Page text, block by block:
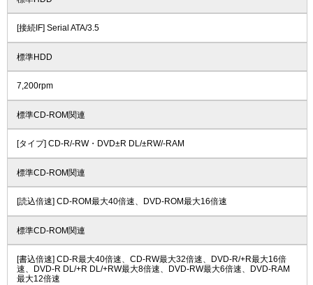
[接続IF] Serial ATA/3.5
標準HDD
7,200rpm
標準CD-ROM関連
[タイプ] CD-R/-RW・DVD±R DL/±RW/-RAM
標準CD-ROM関連
[読込倍速] CD-ROM最大40倍速、DVD-ROM最大16倍速
標準CD-ROM関連
[書込倍速] CD-R最大40倍速、CD-RW最大32倍速、DVD-R/+R最大16倍
速、DVD-R DL/+R DL/+RW最大8倍速、DVD-RW最大6倍速、DVD-RAM
最大12倍速